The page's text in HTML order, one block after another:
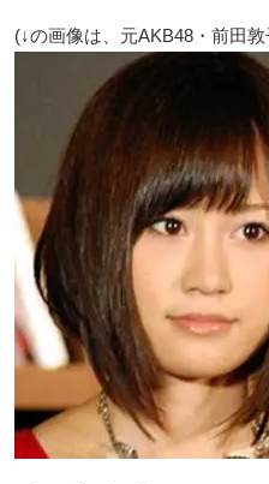
(↓の画像は、元AKB48・前田